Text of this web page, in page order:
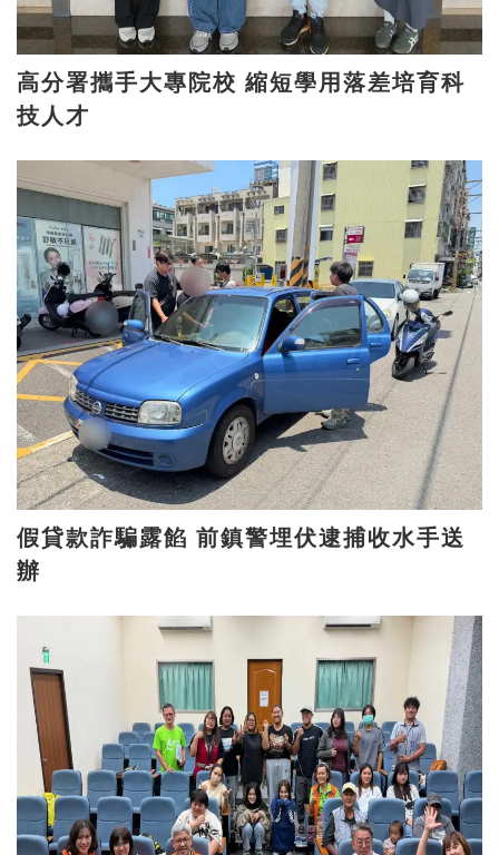
高分署攜手大專院校 縮短學用落差培育科
技人才
假貸款詐騙露餡 前鎮警埋伏逮捕收水手送
辦